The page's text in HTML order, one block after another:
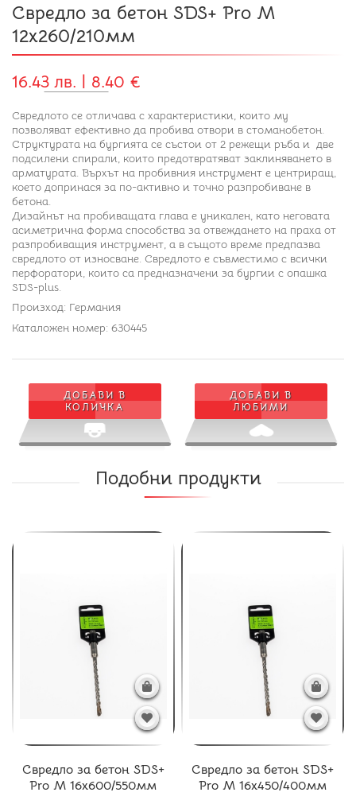
Свредло за бетон SDS+ Pro M
12x260/210мм
16.43 лв. | 8.40 €
Свредлото се отличава с характеристики, които му
позволяват ефективно да пробива отвори в стоманобетон.
Структурата на бургията се състои от 2 режещи ръба и две
подсилени спирали, които предотвратяват заклиняването в
арматурата. Върхът на пробивния инструмент е центриращ,
което допринася за по-активно и точно разпробиване в
бетона.
Дизайнът на пробиващата глава е уникален, като неговата
асиметрична форма способства за отвеждането на праха от
разпробиващия инструмент, а в същото време предпазва
свредлото от износване. Свредлото е съвместимо с всички
перфоратори, които са предназначени за бургии с опашка
SDS-plus.
Произход: Германия
Каталожен номер: 630445
ДОБАВИ В
КОЛИЧКА
ДОБАВИ В
ЛЮБИМИ
Подобни продукти
Свредло за бетон SDS+
Pro M 16x600/550мм
Свредло за бетон SDS+
Pro M 16x450/400мм